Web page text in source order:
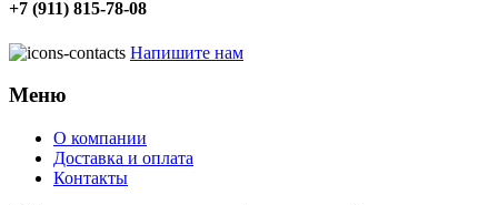
+7 (911) 815-78-08
Напишите нам
Меню
О компании
Доставка и оплата
Контакты